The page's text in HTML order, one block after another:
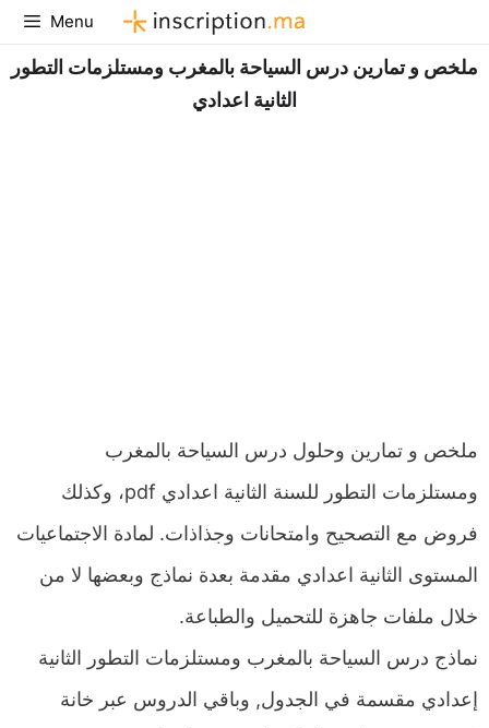
Aller
au
contenu
Menu
ملخص و تمارين درس السياحة بالمغرب ومستلزمات التطور
الثانية اعدادي
ملخص و تمارين وحلول درس السياحة بالمغرب
ومستلزمات التطور للسنة الثانية اعدادي pdf، وكذلك
فروض مع التصحيح وامتحانات وجذاذات. لمادة الاجتماعيات
المستوى الثانية اعدادي مقدمة بعدة نماذج وبعضها لا من
خلال ملفات جاهزة للتحميل والطباعة.
نماذج درس السياحة بالمغرب ومستلزمات التطور الثانية
إعدادي مقسمة في الجدول, وباقي الدروس عبر خانة